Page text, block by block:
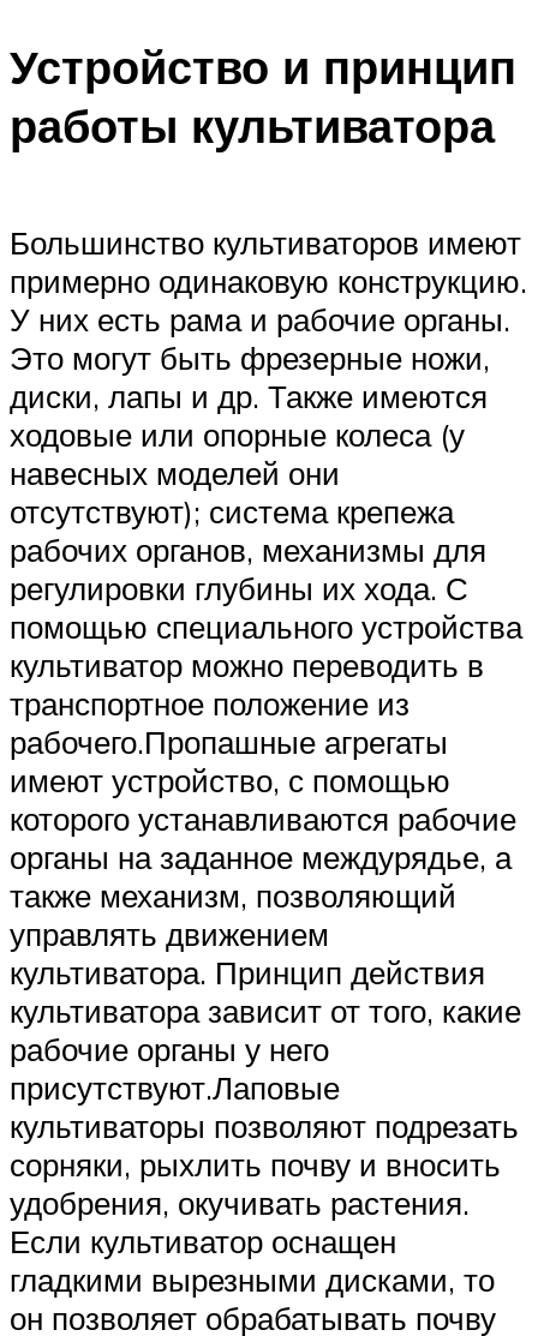
Устройство и принцип
работы культиватора
Большинство культиваторов имеют
примерно одинаковую конструкцию.
У них есть рама и рабочие органы.
Это могут быть фрезерные ножи,
диски, лапы и др. Также имеются
ходовые или опорные колеса (у
навесных моделей они
отсутствуют); система крепежа
рабочих органов, механизмы для
регулировки глубины их хода. С
помощью специального устройства
культиватор можно переводить в
транспортное положение из
рабочего.Пропашные агрегаты
имеют устройство, с помощью
которого устанавливаются рабочие
органы на заданное междурядье, а
также механизм, позволяющий
управлять движением
культиватора. Принцип действия
культиватора зависит от того, какие
рабочие органы у него
присутствуют.Лаповые
культиваторы позволяют подрезать
сорняки, рыхлить почву и вносить
удобрения, окучивать растения.
Если культиватор оснащен
гладкими вырезными дисками, то
он позволяет обрабатывать почву